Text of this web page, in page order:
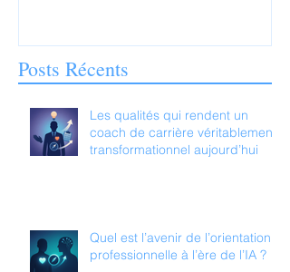
Posts Récents
Les qualités qui rendent un
coach de carrière véritablement
transformationnel aujourd’hui
Quel est l’avenir de l’orientation
professionnelle à l’ère de l’IA ?